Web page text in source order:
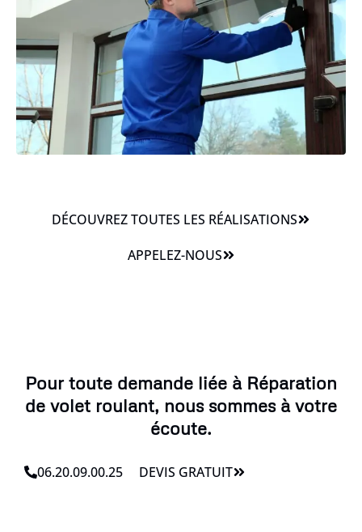
DÉCOUVREZ TOUTES LES RÉALISATIONS
APPELEZ-NOUS
Pour toute demande liée à Réparation
de volet roulant, nous sommes à votre
écoute.
06.20.09.00.25 DEVIS GRATUIT